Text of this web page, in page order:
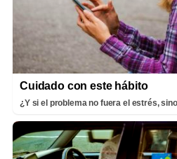
Cuidado con este hábito
¿Y si el problema no fuera el estrés,